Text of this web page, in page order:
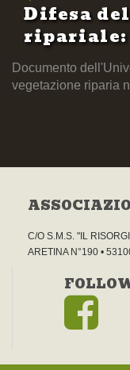
Difesa
ripariale:
Documento
vegetazione riparia
C/O S.M.S. "IL
ARETINA N°190 •